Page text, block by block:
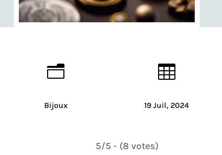
n
Bijoux

19 Juil, 2024
5/5 - (8 votes)